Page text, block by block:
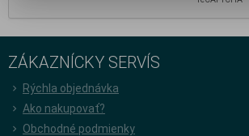
ZÁKAZNÍCKY SERVÍS
Rýchla objednávka
Ako nakupovať?
Obchodné podmienky